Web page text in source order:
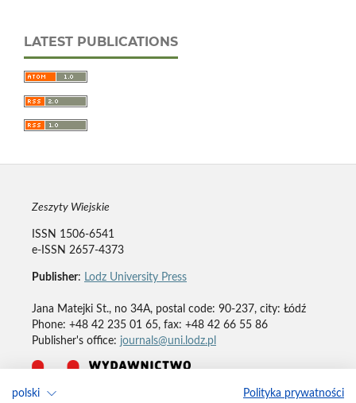
polski Polityka prywatności
LATEST PUBLICATIONS
Zeszyty Wiejskie
ISSN 1506-6541
e-ISSN 2657-4373
Publisher: Lodz University Press
Jana Matejki St., no 34A, postal code: 90-237, city: Łódź
Phone: +48 42 235 01 65, fax: +48 42 66 55 86
Publisher's office: journals@uni.lodz.pl